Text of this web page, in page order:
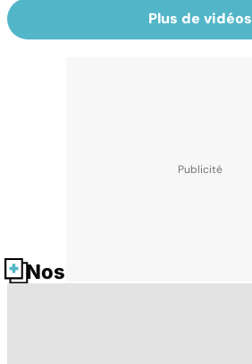
Plus de vidéos
Nos fiches santé